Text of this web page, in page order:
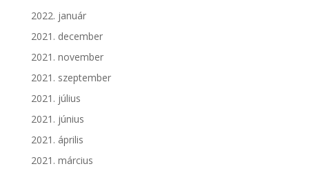
2022. január
2021. december
2021. november
2021. szeptember
2021. július
2021. június
2021. április
2021. március